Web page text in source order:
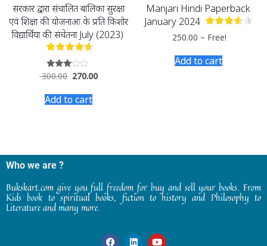
सरकार द्वारा संचालित बालिका सुरक्षा
एवं शिक्षा की योजनाओं के प्रति किशोर
विद्यार्थियों की संचेतना July (2023)
Rated
5
300.00 270.00
Add to cart
Manjari Hindi Paperback
January 2024
250.00 – Free!
Add to cart
Who we are ?
Bukskart.com give you full freedom for buy and sell your books. From
Kids book to spiritual books, fiction to history and Philosophy to
Literature and many more.